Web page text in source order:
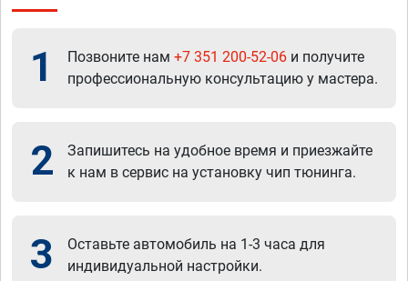
1 Позвоните нам +7 351 200-52-06 и получите
профессиональную консультацию у мастера.
2
Запишитесь на удобное время и приезжайте
к нам в сервис на установку чип тюнинга.
3
Оставьте автомобиль на 1-3 часа для
индивидуальной настройки.